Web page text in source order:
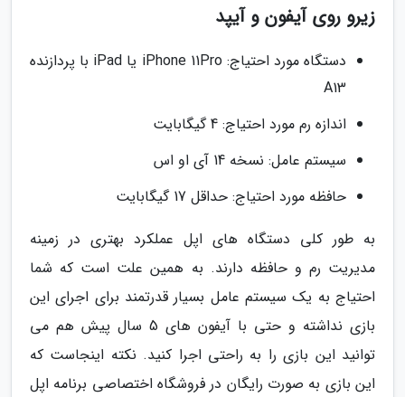
زیرو روی آیفون و آیپد
دستگاه مورد احتیاج: iPhone 11Pro یا iPad با پردازنده
A13
اندازه رم مورد احتیاج: 4 گیگابایت
سیستم عامل: نسخه 14 آی او اس
حافظه مورد احتیاج: حداقل 17 گیگابایت
به طور کلی دستگاه های اپل عملکرد بهتری در زمینه
مدیریت رم و حافظه دارند. به همین علت است که شما
احتیاج به یک سیستم عامل بسیار قدرتمند برای اجرای این
بازی نداشته و حتی با آیفون های 5 سال پیش هم می
توانید این بازی را به راحتی اجرا کنید. نکته اینجاست که
این بازی به صورت رایگان در فروشگاه اختصاصی برنامه اپل